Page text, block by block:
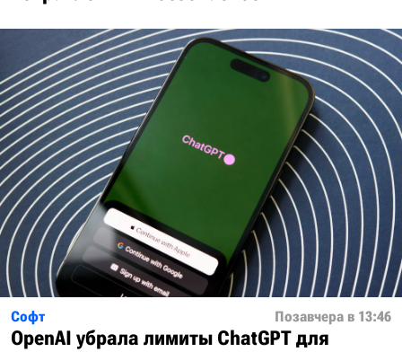
Софт Позавчера в 13:46
OpenAI убрала лимиты ChatGPT для